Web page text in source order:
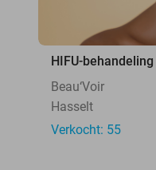
HIFU-
Beau‘Voir
Hasselt
Verkocht: 55